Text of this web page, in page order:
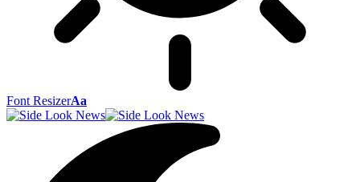
Font ResizerAa